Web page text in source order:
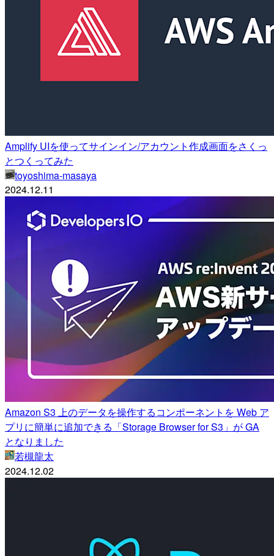
Amplify UIを使ってサインイン/アカウント作成画面をさくっ
とつくってみた
toyoshima-masaya
2024.12.11
Amazon S3 上のデータを操作するコンポーネントを Web ア
プリに簡単に追加できる「Storage Browser for S3」が GA
となりました
若槻龍太
2024.12.02